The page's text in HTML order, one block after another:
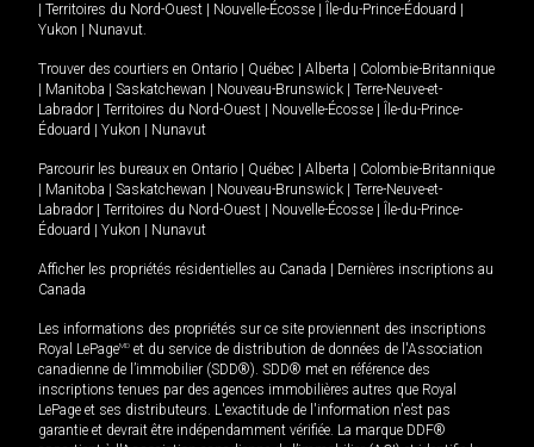
Territoires du Nord-Ouest Nouvelle-Écosse Île-du-Prince-Édouard
Yukon
Nunavut.
Trouver des courtiers en Ontario Québec Alberta
Colombie-Britannique
Manitoba Saskatchewan Nouveau-Brunswick
Terre-Neuve-et-
Labrador
Territoires du Nord-Ouest Nouvelle-Écosse
Île-du-Prince-
Édouard
Yukon Nunavut
Parcourir les bureaux en Ontario Québec Alberta
Colombie-Britannique
Manitoba Saskatchewan Nouveau-Brunswick
Terre-Neuve-et-
Labrador
Territoires du Nord-Ouest Nouvelle-Écosse
Île-du-Prince-
Édouard
Yukon Nunavut
Afficher les propriétés résidentielles au Canada
Dernières inscriptions au
Canada
Les informations des propriétés sur ce site proviennent des inscriptions
Royal LePageMD et du service de distribution de données de l'Association
canadienne de l’immobilier (SDD®). SDD® met en référence des
inscriptions tenues par des agences immobilières autres que Royal
LePage et ses distributeurs. L'exactitude de l'information n'est pas
garantie et devrait être indépendamment vérifiée. La marque DDF®